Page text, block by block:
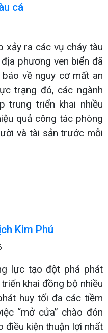
cá
xảy ra các vụ cháy tàu
phương ven biển đã
về nguy cơ mất an
trạng đó, các ngành
trung triển khai nhiều
quả công tác phòng
và tài sản trước mỗi
Kim Phú
lực tạo đột phá phát
khai đồng bộ nhiều
huy tối đa các tiềm
“mở cửa” chào đón
điều kiện thuận lợi nhất